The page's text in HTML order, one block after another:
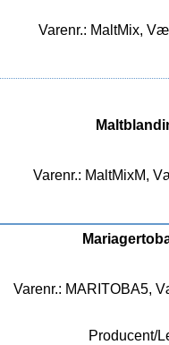
Varenr.: MaltMix,
Varenr.: MaltMixM,
Varenr.: MARITOBA5,
Producent/